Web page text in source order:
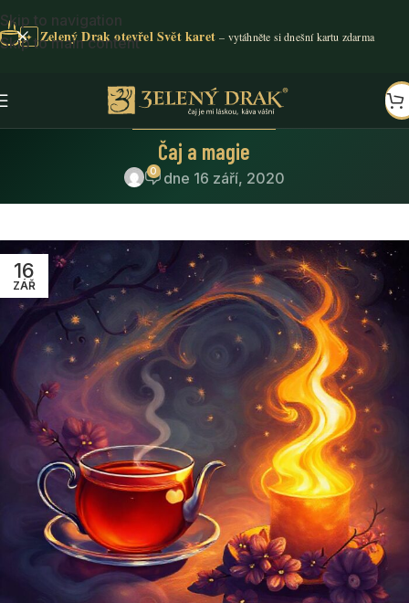
Skip to navigation
Skip to main content
✦ Zelený Drak otevřel Svět karet
ČAJOVÉ NOVINY,O ČAJI
Čaj a magie
0 dne 16 září, 2020
16
ZÁŘ